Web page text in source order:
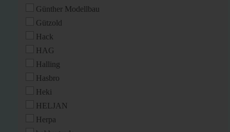
Günther Modellbau
Gützold
Hack
HAG
Halling
Hasbro
Heki
HELJAN
Herpa